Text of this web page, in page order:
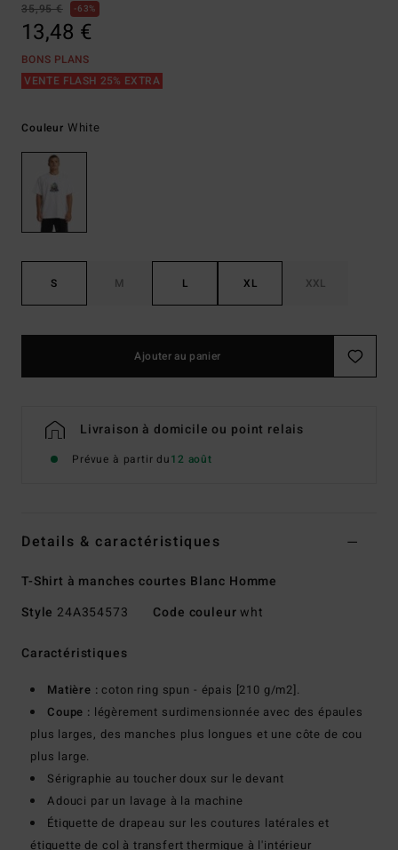
35,95 €
63%
13,48 €
BONS PLANS
VENTE FLASH 25% EXTRA
Couleur White
S M L XL XXL
Ajouter au panier
Livraison à domicile ou point relais
Prévue à partir du12 août
Details & caractéristiques
T-Shirt à manches courtes Blanc Homme
Style 24A354573 Code couleurwht
Caractéristiques
Matière : coton ring spun - épais [210 g/m2].
Coupe : légèrement surdimensionnée avec des épaules
plus larges, des manches plus longues et une côte de cou
plus large.
Sérigraphie au toucher doux sur le devant
Adouci par un lavage à la machine
Étiquette de drapeau sur les coutures latérales et
étiquette de col à transfert thermique à l'intérieur